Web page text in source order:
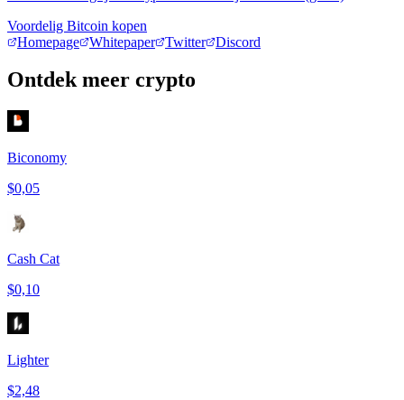
Voordelig Bitcoin kopen
Homepage
Whitepaper Twitter Discord
Ontdek meer crypto
Biconomy
$0,05
Cash Cat
$0,10
Lighter
$2,48